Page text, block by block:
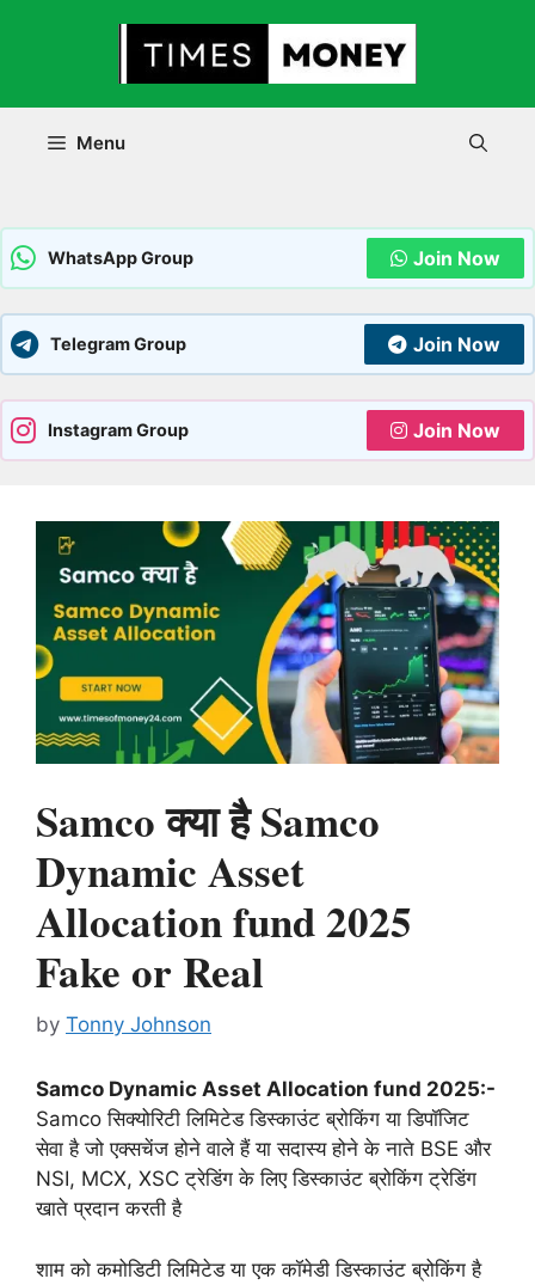
Menu
WhatsApp Group Join Now
Telegram Group Join Now
Instagram Group Join Now
Samco क्या है Samco
Dynamic Asset
Allocation fund 2025
Fake or Real
by Tonny Johnson
Samco Dynamic Asset Allocation fund 2025:-
Samco सिक्योरिटी लिमिटेड डिस्काउंट ब्रोकिंग या डिपॉजिट
सेवा है जो एक्सचेंज होने वाले हैं या सदास्य होने के नाते BSE और
NSI, MCX, XSC ट्रेडिंग के लिए डिस्काउंट ब्रोकिंग ट्रेडिंग
खाते प्रदान करती है
शाम को कमोडिटी लिमिटेड या एक कॉमेडी डिस्काउंट ब्रोकिंग है